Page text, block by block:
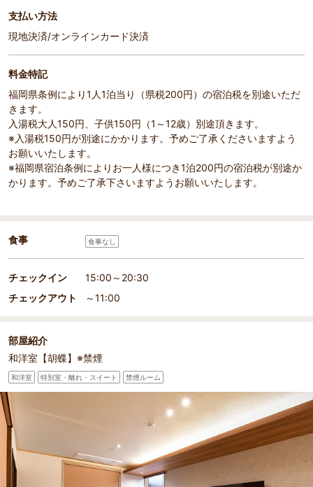
支払い方法
現地決済/オンラインカード決済
料金特記
福岡県条例により1人1泊当り（県税200円）の宿泊税を別途いただ
きます。
入湯税大人150円、子供150円（1～12歳）別途頂きます。
※入湯税150円が別途にかかります。予めご了承くださいますよう
お願いいたします。
※福岡県宿泊条例によりお一人様につき1泊200円の宿泊税が別途か
かります。予めご了承下さいますようお願いいたします。
食事 食事なし
チェックイン
15:00～20:30
チェックアウト
～11:00
部屋紹介
和洋室【胡蝶】※禁煙
和洋室 特別室・離れ・スイート 禁煙ルーム